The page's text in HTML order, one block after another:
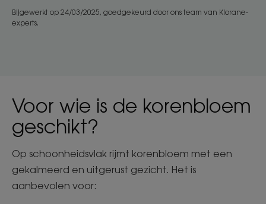
Bijgewerkt op 24/03/2025, goedgekeurd door ons team van Klorane-
experts.
Voor wie is de korenbloem
geschikt?
Op schoonheidsvlak rijmt korenbloem met een
gekalmeerd en uitgerust gezicht. Het is
aanbevolen voor: